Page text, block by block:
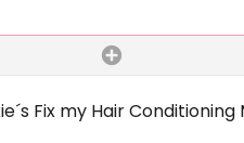
Fix my Hair Conditioning